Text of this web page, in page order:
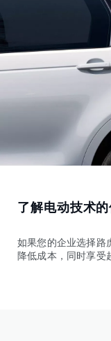
了解电动技术
如果您的企业选择路
降低成本，同时享受